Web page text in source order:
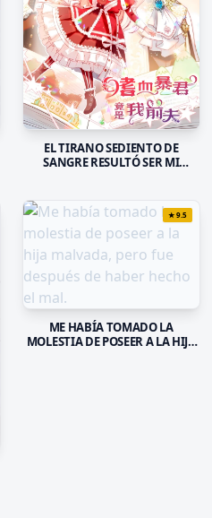
EL TIRANO SEDIENTO DE
SANGRE RESULTÓ SER MI
★9.5
ME HABÍA TOMADO LA
MOLESTIA DE POSEER A LA HIJA